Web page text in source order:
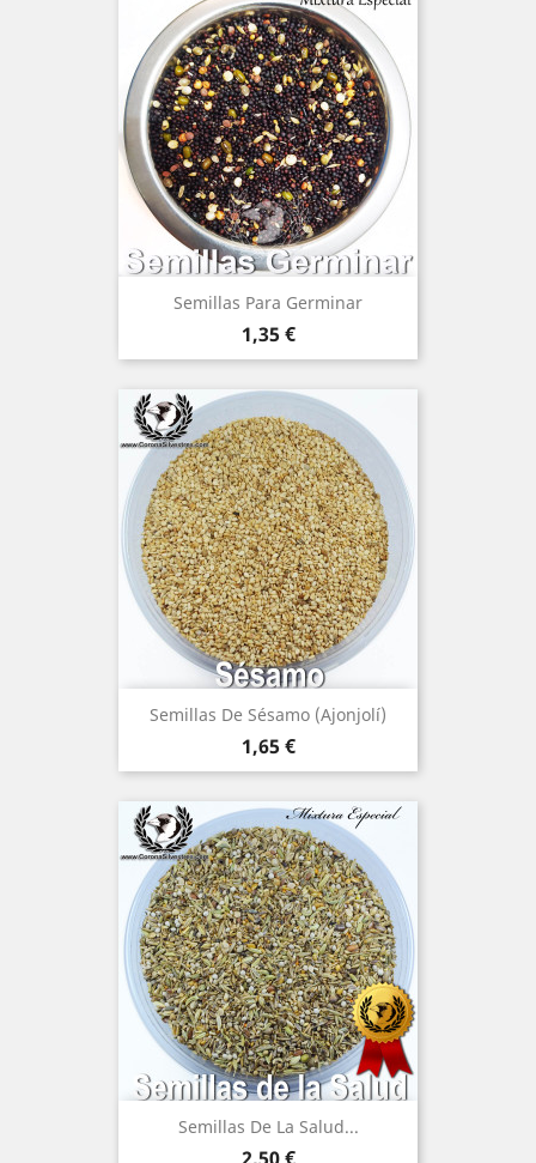
Semillas Para Germinar
Precio
1,35 €
Semillas De Sésamo (Ajonjolí)
Precio
1,65 €
Semillas De La Salud...
Precio
(6)